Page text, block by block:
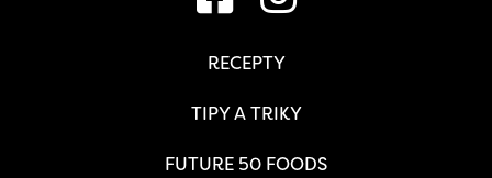
RECEPTY
TIPY A TRIKY
FUTURE 50 FOODS